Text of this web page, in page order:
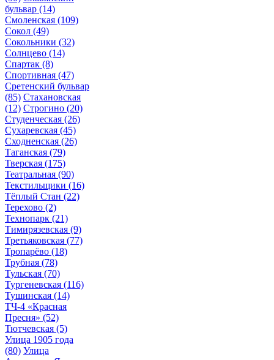
бульвар (14)
Смоленская (109)
Сокол (49)
Сокольники (32)
Солнцево (14)
Спартак (8)
Спортивная (47)
Сретенский бульвар
(85) Стахановская
(12) Строгино (20)
Студенческая (26)
Сухаревская (45)
Сходненская (26)
Таганская (79)
Тверская (175)
Театральная (90)
Текстильщики (16)
Тёплый Стан (22)
Терехово (2)
Технопарк (21)
Тимирязевская (9)
Третьяковская (77)
Тропарёво (18)
Трубная (78)
Тульская (70)
Тургеневская (116)
Тушинская (14)
ТЧ-4 «Красная
Пресня» (52)
Тютчевская (5)
Улица 1905 года
(80) Улица